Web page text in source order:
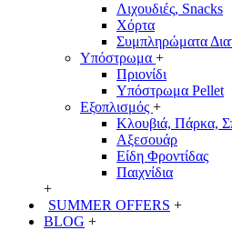
Λιχουδιές, Snacks
Χόρτα
Συμπληρώματα
Υπόστρωμα +
Πριονίδι
Υπόστρωμα Pellet
Εξοπλισμός +
Κλουβιά, Πάρκα,
Αξεσουάρ
Είδη Φροντίδας
Παιχνίδια
+
SUMMER OFFERS +
BLOG +